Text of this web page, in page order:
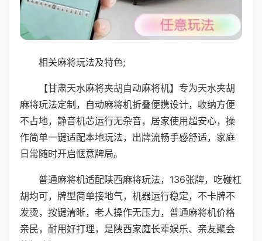
相关麻将玩法及特色;
【甘肃天水麻将夹胡自动麻将机】专为天水夹胡
麻将玩法定制，自动麻将机折叠便携设计，收纳方便
不占地，静音机芯运行无杂音，居家使用超安心，操
作简单一键适配本地玩法，出牌流畅手感舒适，家庭
日常随时开启惬意牌局。
普通麻将机适配陕西麻将玩法，136张牌，吃碰杠
胡均可，牌型简单接地气，机器运行稳定，不卡牌不
发烫，按键清晰，老人操作无压力，普通麻将机价格
亲民，耐用好打理，是陕西家庭长辈娱乐、亲友聚会